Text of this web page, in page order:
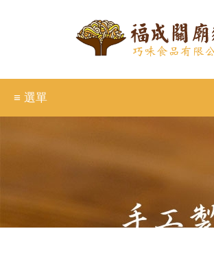
≡ 選單